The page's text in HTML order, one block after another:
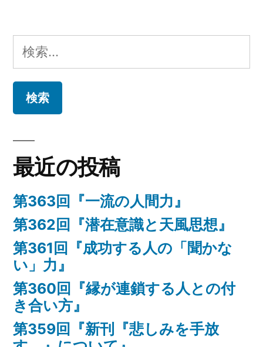
ー:
他
人
の
値
在
識
に
ど
れ
く
ら
い
影
響
検
索:
最近の投稿
第363回『一流の人間力』
第362回『潜在意識と天風思想』
第361回『成功する人の「聞かな
い」力』
第360回『縁が連鎖する人との付
き合い方』
第359回『新刊『悲しみを手放